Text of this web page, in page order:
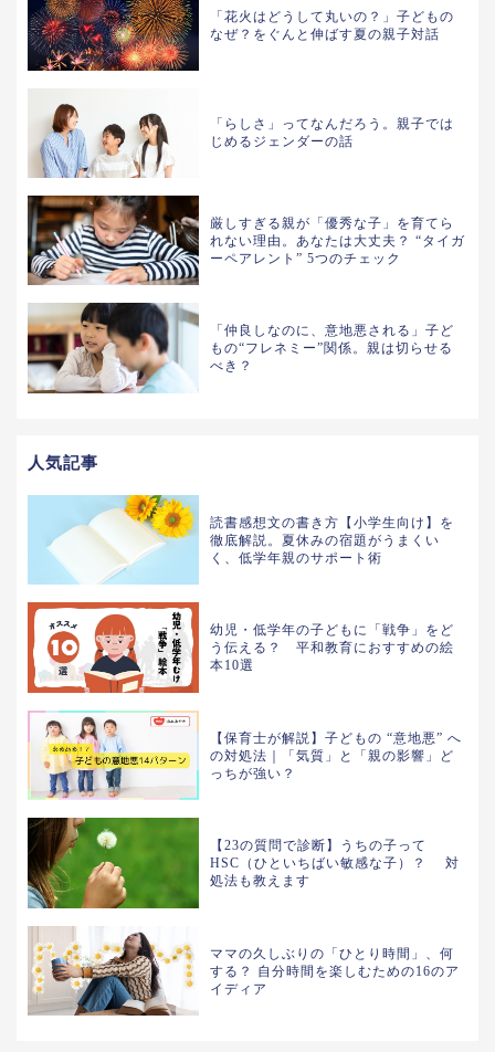
「花火はどうして丸いの？」子どもの
なぜ？をぐんと伸ばす夏の親子対話
「らしさ」ってなんだろう。親子では
じめるジェンダーの話
厳しすぎる親が「優秀な子」を育てら
れない理由。あなたは大丈夫？ “タイガ
ーペアレント” 5つのチェック
「仲良しなのに、意地悪される」子ど
もの“フレネミー”関係。親は切らせる
べき？
人気記事
読書感想文の書き方【小学生向け】を
徹底解説。夏休みの宿題がうまくい
く、低学年親のサポート術
幼児・低学年の子どもに「戦争」をど
う伝える？ 平和教育におすすめの絵
本10選
【保育士が解説】子どもの “意地悪” へ
の対処法｜「気質」と「親の影響」ど
っちが強い？
【23の質問で診断】うちの子って
HSC（ひといちばい敏感な子）？ 対
処法も教えます
ママの久しぶりの「ひとり時間」、何
する？ 自分時間を楽しむための16のア
イディア